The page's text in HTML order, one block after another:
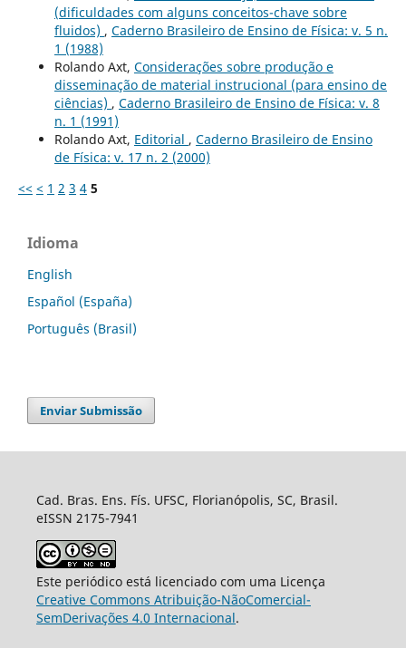
(dificuldades com alguns conceitos-chave sobre
fluidos) , Caderno Brasileiro de Ensino de Física: v. 5 n.
1 (1988)
Rolando Axt, Considerações sobre produção e
disseminação de material instrucional (para ensino de
ciências) , Caderno Brasileiro de Ensino de Física: v. 8
n. 1 (1991)
Rolando Axt, Editorial , Caderno Brasileiro de Ensino
de Física: v. 17 n. 2 (2000)
<< < 1 2 3 4 5
Idioma
English
Español (España)
Português (Brasil)
Enviar Submissão
Cad. Bras. Ens. Fís. UFSC, Florianópolis, SC, Brasil.
eISSN 2175-7941
Este periódico está licenciado com uma Licença
Creative Commons Atribuição-NãoComercial-
SemDerivações 4.0 Internacional.